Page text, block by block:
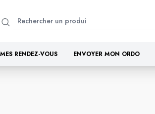
MES RENDEZ-VOUS ENVOYER MON ORDO